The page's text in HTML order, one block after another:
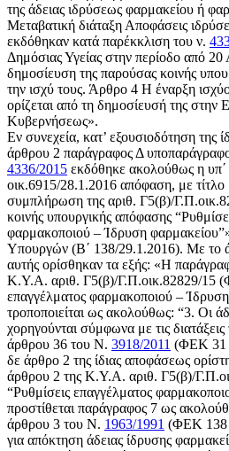
της άδειας ιδρύσεως φαρμακείου ή
Μεταβατική διάταξη Αποφάσεις
εκδόθηκαν κατά παρέκκλιση του ν.
Δημόσιας Υγείας στην περίοδο από
δημοσίευση της παρούσας κοινής
την ισχύ τους. Άρθρο 4 Η έναρξη
ορίζεται από τη δημοσίευσή της στην
Κυβερνήσεως».
Εν συνεχεία, κατ’ εξουσιοδότηση της
άρθρου 2 παράγραφος Δ
4336/2015 εκδόθηκε ακολούθως η
οικ.6915/28.1.2016 απόφαση, με τίτλο
συμπλήρωση της αριθ. Γ5(β)/
κοινής υπουργικής απόφασης
φαρμακοποιού – Ίδρυση
Υπουργών (Β΄ 138/29.1.2016). Με το
αυτής ορίσθηκαν τα εξής: «Η
Κ.Υ.Α. αριθ. Γ5(β)/Γ.Π.οικ.82829/15
επαγγέλματος φαρμακοποιού –
τροποποιείται ως ακολούθως: “3. Οι
χορηγούνται σύμφωνα με τις
άρθρου 36 του Ν. 3918/2011 (ΦΕΚ 31
δε άρθρο 2 της ίδιας αποφάσεως
άρθρου 2 της Κ.Υ.Α. αριθ. Γ5(β)/
“Ρυθμίσεις επαγγέλματος
προστίθεται παράγραφος 7 ως
άρθρου 3 του Ν. 1963/1991 (ΦΕΚ 138
για απόκτηση άδειας ίδρυσης